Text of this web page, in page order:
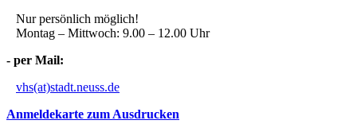
Nur persönlich möglich!
Montag – Mittwoch: 9.00 – 12.00 Uhr
- per Mail:
vhs(at)stadt.neuss.de
Anmeldekarte zum Ausdrucken